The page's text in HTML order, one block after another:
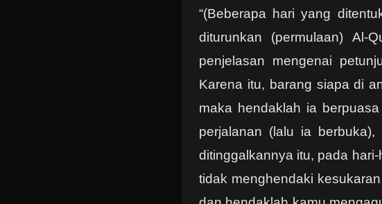
“(Beberapa hari yang
diturunkan (permulaan) Al-
penjelasan mengenai
Karena itu, barang siapa di
maka hendaklah ia
perjalanan (lalu ia
ditinggalkannya itu, pada
tidak menghendaki